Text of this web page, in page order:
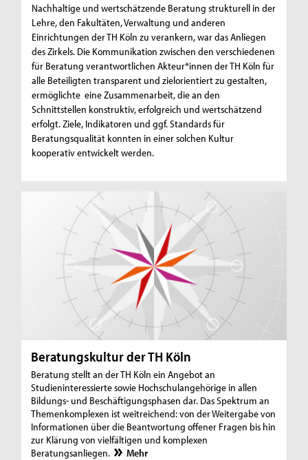
Nachhaltige und wertschätzende Beratung strukturell in der
Lehre, den Fakultäten, Verwaltung und anderen
Einrichtungen der TH Köln zu verankern, war das Anliegen
des Zirkels. Die Kommunikation zwischen den verschiedenen
für Beratung verantwortlichen Akteur*innen der TH Köln für
alle Beteiligten transparent und zielorientiert zu gestalten,
ermöglichte eine Zusammenarbeit, die an den
Schnittstellen konstruktiv, erfolgreich und wertschätzend
erfolgt. Ziele, Indikatoren und ggf. Standards für
Beratungsqualität konnten in einer solchen Kultur
kooperativ entwickelt werden.
Beratungskultur der TH Köln
Beratung stellt an der TH Köln ein Angebot an
Studieninteressierte sowie Hochschulangehörige in allen
Bildungs- und Beschäftigungsphasen dar. Das Spektrum an
Themenkomplexen ist weitreichend: von der Weitergabe von
Informationen über die Beantwortung offener Fragen bis hin
zur Klärung von vielfältigen und komplexen
Beratungsanliegen.
Mehr